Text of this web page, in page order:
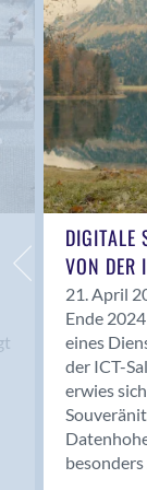
Anwil
Appenzell
Au SG
Baar
Baden
Balsthal
Balzers
Basel
Bassersdorf
Belp
Bendern
Benken (SG)
Bergdietikon
Berlin
Bern
Bern -
DIGITALE
VON DER
21. April
Ende
eines
der ICT-
erwies